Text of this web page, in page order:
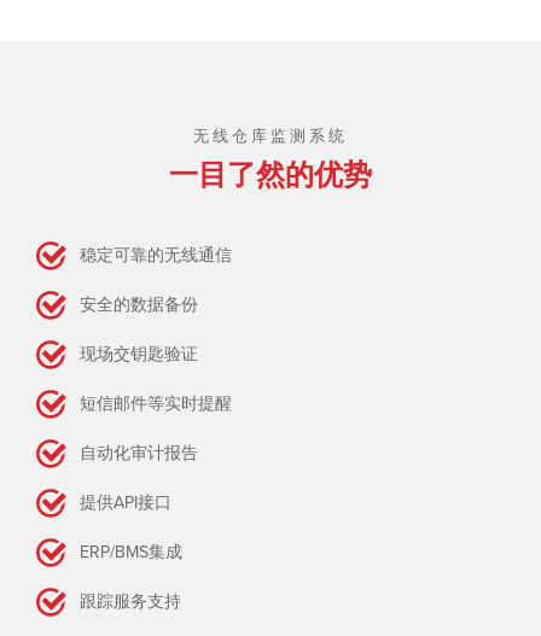
无线仓库监测系统
一目了然的优势
稳定可靠的无线通信
安全的数据备份
现场交钥匙验证
短信邮件等实时提醒
自动化审计报告
提供API接口
ERP/BMS集成
跟踪服务支持